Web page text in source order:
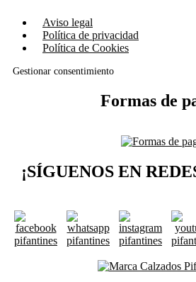
Aviso legal
Política de privacidad
Política de Cookies
Gestionar consentimiento
Formas de
¡SÍGUENOS EN